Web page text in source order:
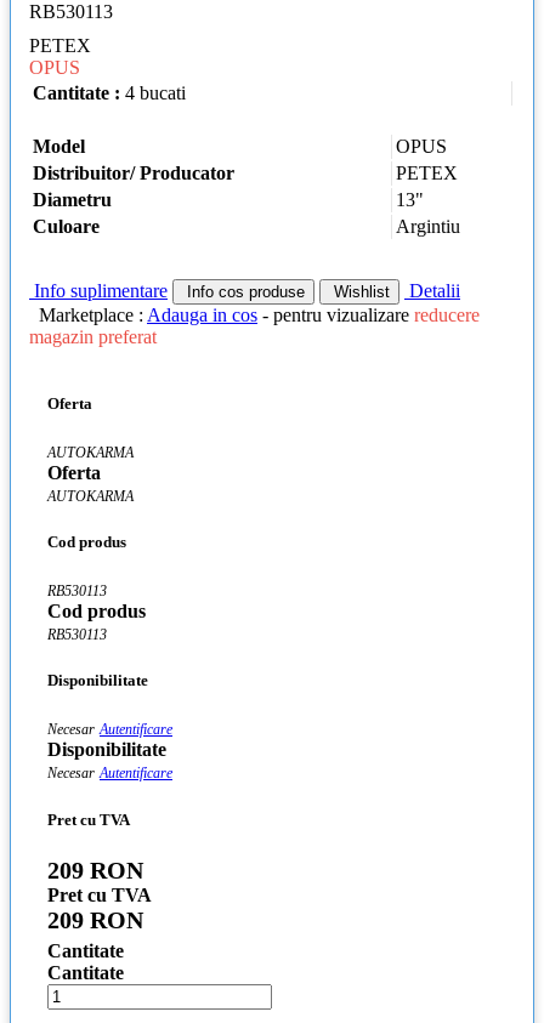
RB530113
PETEX
OPUS
Cantitate : 4 bucati
Model
OPUS
Distribuitor/ Producator
PETEX
Diametru
13"
Culoare
Argintiu
Info suplimentare Info cos produse Wishlist
Detalii
Marketplace : Adauga in cos - pentru vizualizare reducere
magazin preferat
Oferta
AUTOKARMA
Oferta
AUTOKARMA
Cod produs
RB530113
Cod produs
RB530113
Disponibilitate
Necesar Autentificare
Disponibilitate
Necesar Autentificare
Pret cu TVA
209 RON
Pret cu TVA
209 RON
Cantitate
Cantitate